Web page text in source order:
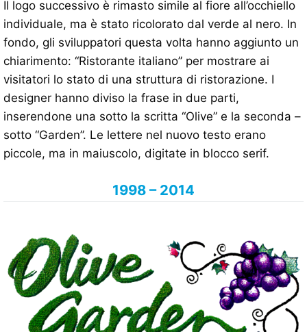
Il logo successivo è rimasto simile al fiore all’occhiello
individuale, ma è stato ricolorato dal verde al nero. In
fondo, gli sviluppatori questa volta hanno aggiunto un
chiarimento: “Ristorante italiano” per mostrare ai
visitatori lo stato di una struttura di ristorazione. I
designer hanno diviso la frase in due parti,
inserendone una sotto la scritta “Olive” e la seconda –
sotto “Garden”. Le lettere nel nuovo testo erano
piccole, ma in maiuscolo, digitate in blocco serif.
1998 – 2014